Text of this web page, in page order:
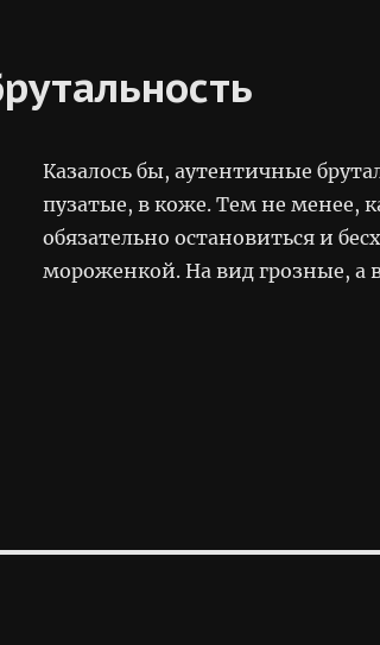
Казалось бы, аутентичные
пузатые, в коже. Тем не менее,
обязательно остановиться и
мороженкой. На вид грозные,